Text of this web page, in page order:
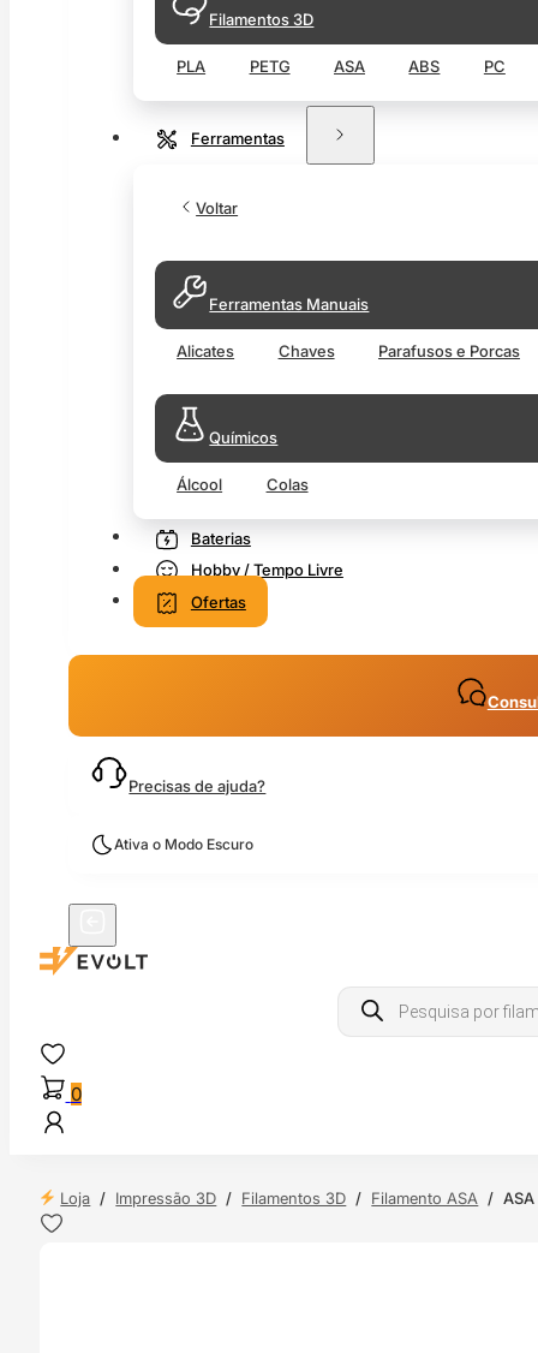
Filamentos 3D
PLA PETG ASA ABS PC
Ferramentas
Voltar
Ferramentas Manuais
Alicates Chaves Parafusos e Porcas
Químicos
Álcool Colas
Baterias
Hobby / Tempo Livre
Ofertas
Precisas de ajuda?
Ativa o Modo Escuro
Products
search
0
Loja / Impressão 3D / Filamentos 3D / Filamento ASA /